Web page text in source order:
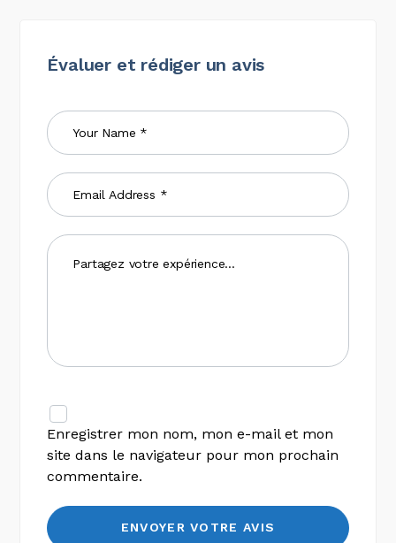
Évaluer et rédiger un avis
Enregistrer mon nom, mon e-mail et mon
site dans le navigateur pour mon prochain
commentaire.